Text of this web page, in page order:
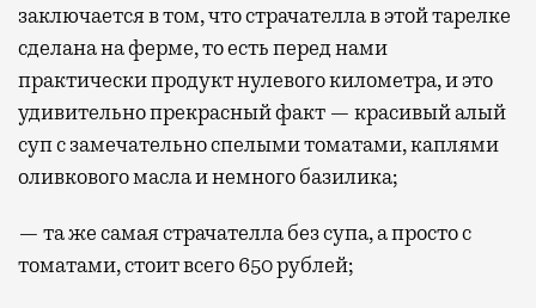
заключается в том, что страчателла в этой тарелке
сделана на ферме, то есть перед нами
практически продукт нулевого километра, и это
удивительно прекрасный факт — красивый алый
суп с замечательно спелыми томатами, каплями
оливкового масла и немного базилика;
— та же самая страчателла без супа, а просто с
томатами, стоит всего 650 рублей;